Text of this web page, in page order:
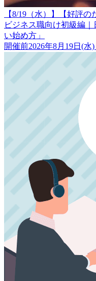
【8/19（水）】【好評
ビジネス職向け初級編
い始め方」
開催前2026年8月19日(水)